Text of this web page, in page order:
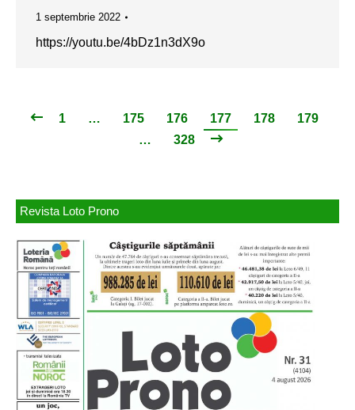
1 septembrie 2022
https://youtu.be/4bDz1n3dX9o
1 … 175 176 177 178
179
…
328
Revista Loto Prono